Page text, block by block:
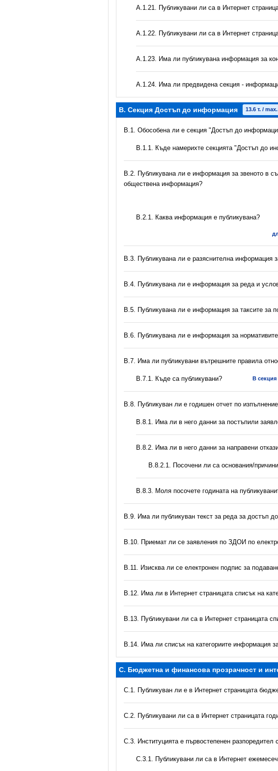
А.1.21. Публикувани ли са в Интернет
А.1.22. Публикувани ли са в Интернет
А.1.23. Има ли публикувана информация за
А.1.24. Има ли предвидена секция -
B. Секция Достъп до информация 13.6 т. /
В.1. Обособена ли е секция "Достъп до
В.1.1. Къде намерихте секцията "Достъп до
В.2. Публикувана ли е информация за звеното в
обществена информация?
B.2.1. Каква информация е публикувана?
В.3. Публикувана ли е разяснителна информация
В.4. Публикувана ли е информация за реда и
В.5. Публикувана ли е информация за таксите за
В.6. Публикувана ли е информация за
В.7. Има ли публикувани вътрешните правила
В.7.1. Къде са публикувани? В
В.8. Публикуван ли е годишен отчет по
В.8.1. Има ли в него данни за постъпили
В.8.2. Има ли в него данни за направени
В.8.2.1. Посочени ли са основания/
В.8.3. Моля посочете годината на
В.9. Има ли публикуван текст за реда за достъп
В.10. Приемат ли се заявления по ЗДОИ по
В.11. Изисква ли се електронен подпис за
В.12. Има ли в Интернет страницата списък на
В.13. Публикувани ли са в Интернет страницата
В.14. Има ли списък на категориите информация
C. Бюджетна и финансова прозрачност и
C.1. Публикуван ли е в Интернет страницата
C.2. Публикувани ли са в Интернет страницата
C.3. Институцията е първостепенен разпоредител
С.3.1. Публикувани ли са в Интернет